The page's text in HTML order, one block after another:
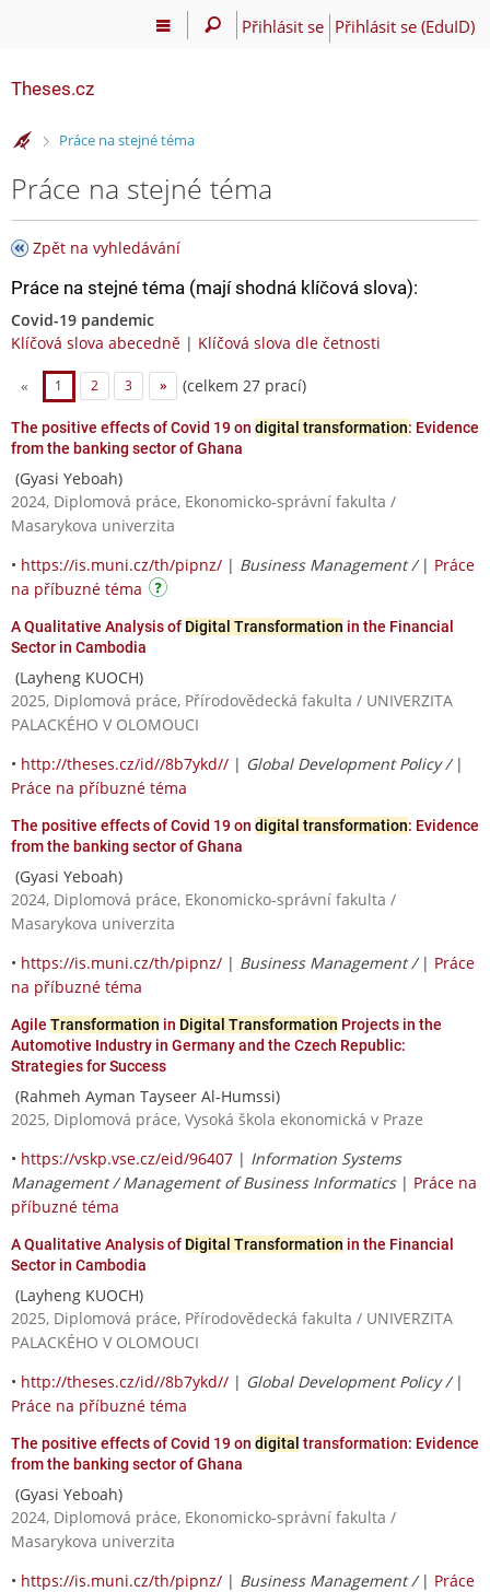
Přihlásit se Přihlásit se (EduID)
Theses.cz
>Práce na stejné téma
Práce na stejné téma
Zpět na vyhledávání
Práce na stejné téma (mají shodná klíčová slova):
Covid-19 pandemic
Klíčová slova abecedně | Klíčová slova dle četnosti
« 1 2 3 » (celkem 27 prací)
The positive effects of Covid 19 on digital transformation: Evidence
from the banking sector of Ghana
(Gyasi Yeboah)
2024, Diplomová práce, Ekonomicko-správní fakulta /
Masarykova univerzita
• https://is.muni.cz/th/pipnz/ | Business Management / | Práce
na příbuzné téma
A Qualitative Analysis of Digital Transformation in the Financial
Sector in Cambodia
(Layheng KUOCH)
2025, Diplomová práce, Přírodovědecká fakulta / UNIVERZITA
PALACKÉHO V OLOMOUCI
• http://theses.cz/id//8b7ykd// | Global Development Policy / |
Práce na příbuzné téma
The positive effects of Covid 19 on digital transformation: Evidence
from the banking sector of Ghana
(Gyasi Yeboah)
2024, Diplomová práce, Ekonomicko-správní fakulta /
Masarykova univerzita
• https://is.muni.cz/th/pipnz/ | Business Management / | Práce
na příbuzné téma
Agile Transformation in Digital Transformation Projects in the
Automotive Industry in Germany and the Czech Republic:
Strategies for Success
(Rahmeh Ayman Tayseer Al-Humssi)
2025, Diplomová práce, Vysoká škola ekonomická v Praze
• https://vskp.vse.cz/eid/96407 | Information Systems
Management / Management of Business Informatics| Práce na
příbuzné téma
A Qualitative Analysis of Digital Transformation in the Financial
Sector in Cambodia
(Layheng KUOCH)
2025, Diplomová práce, Přírodovědecká fakulta / UNIVERZITA
PALACKÉHO V OLOMOUCI
• http://theses.cz/id//8b7ykd// | Global Development Policy / |
Práce na příbuzné téma
The positive effects of Covid 19 on digital transformation: Evidence
from the banking sector of Ghana
(Gyasi Yeboah)
2024, Diplomová práce, Ekonomicko-správní fakulta /
Masarykova univerzita
• https://is.muni.cz/th/pipnz/ | Business Management / | Práce